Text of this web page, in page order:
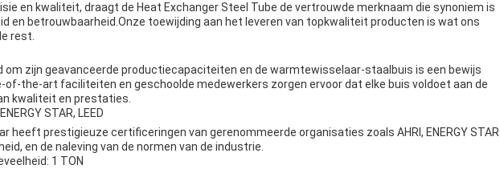
en kwaliteit, draagt de Heat Exchanger Steel Tube de vertrouwde merknaam die synoniem is
en betrouwbaarheid.Onze toewijding aan het leveren van topkwaliteit producten is wat ons
rest.
om zijn geavanceerde productiecapaciteiten en de warmtewisselaar-staalbuis is een bewijs
of-the-art faciliteiten en geschoolde medewerkers zorgen ervoor dat elke buis voldoet aan de
kwaliteit en prestaties.
STAR, LEED
heeft prestigieuze certificeringen van gerenommeerde organisaties zoals AHRI, ENERGY STAR
en de naleving van de normen van de industrie.
1 TON